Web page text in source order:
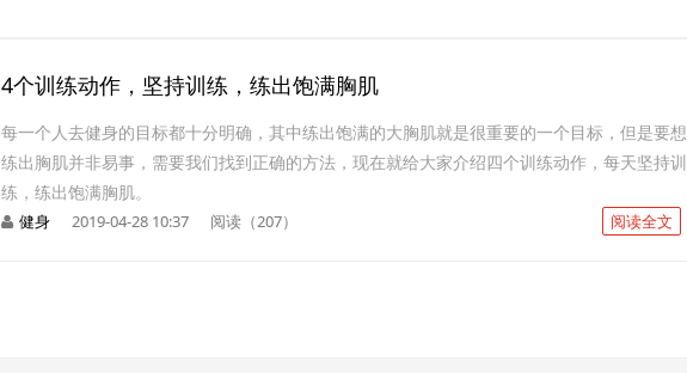
4个训练动作，坚持训练，练出饱满胸肌
每一个人去健身的目标都十分明确，其中练出饱满的大胸肌就是很重要的一个目标，但是要想
练出胸肌并非易事，需要我们找到正确的方法，现在就给大家介绍四个训练动作，每天坚持训
练，练出饱满胸肌。
阅读全文
健身 2019-04-28 10:37 阅读（207）